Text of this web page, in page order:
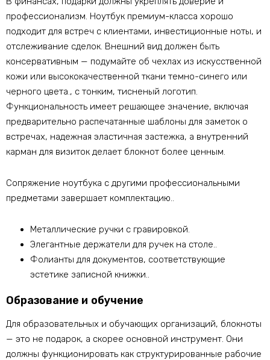
профессионализм. Ноутбук премиум-класса хорошо
подходит для встреч с клиентами, инвестиционные ноты, и
отслеживание сделок. Внешний вид должен быть
консервативным — подумайте об чехлах из искусственной
кожи или высококачественной ткани темно-синего или
черного цвета., с тонким, тисненый логотип.
Функциональность имеет решающее значение, включая
предварительно распечатанные шаблоны для заметок о
встречах, надежная эластичная застежка, а внутренний
карман для визиток делает блокнот более ценным.
Сопряжение ноутбука с другими профессиональными
предметами завершает комплектацию..
Металлические ручки с гравировкой.
Элегантные держатели для ручек на столе..
Фолианты для документов, соответствующие
эстетике записной книжки..
Образование и обучение
Для образовательных и обучающих организаций, блокноты
— это не подарок, а скорее основной инструмент. Они
должны функционировать как структурированные рабочие